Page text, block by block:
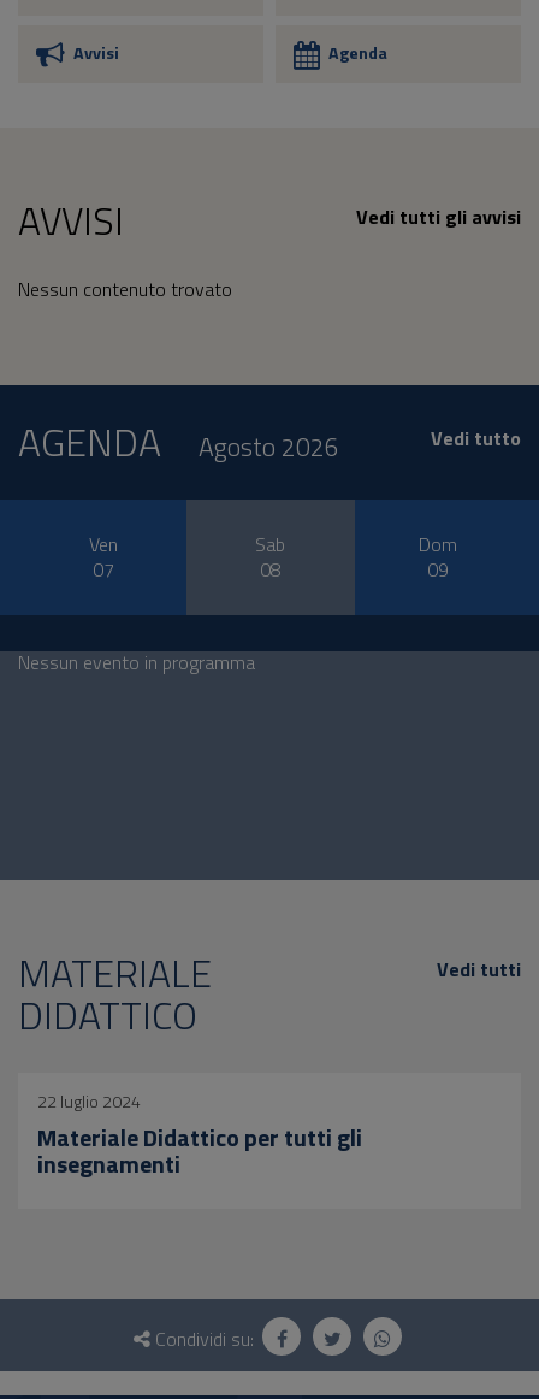
Avvisi Agenda
AVVISI Vedi tutti gli avvisi
Nessun contenuto trovato
AGENDA Agosto 2026 Vedi tutto
Ven
07
Sab
08
Dom
09
Nessun evento in programma
MATERIALE
DIDATTICO
Vedi tutti
22 luglio 2024
Materiale Didattico per tutti gli
insegnamenti
Questionario
social
Condividi su: